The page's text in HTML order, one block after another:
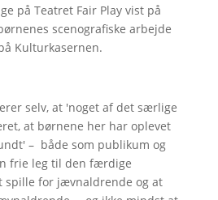
på Teatret Fair Play vist på
scenografiske arbejde
Kulturkasernen.
selv, at 'noget af det særlige
at børnene her har oplevet
– både som publikum og
frie leg til den færdige
spille for jævnaldrende og at